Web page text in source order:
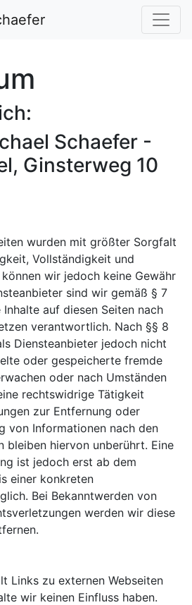
Schaefer -
Ginsterweg 10
wurden mit größter Sorgfalt
Vollständigkeit und
wir jedoch keine Gewähr
sind wir gemäß § 7
Inhalte auf diesen Seiten nach
verantwortlich. Nach §§ 8
Diensteanbieter jedoch nicht
oder gespeicherte fremde
oder nach Umständen
rechtswidrige Tätigkeit
zur Entfernung oder
von Informationen nach den
bleiben hiervon unberührt. Eine
ist jedoch erst ab dem
einer konkreten
Bei Bekanntwerden von
werden wir diese
Links zu externen Webseiten
wir keinen Einfluss haben.